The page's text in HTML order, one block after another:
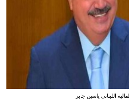
اللبناني ياسين جابر